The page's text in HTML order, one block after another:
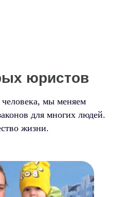
юристов
мы меняем
для многих людей.
жизни.